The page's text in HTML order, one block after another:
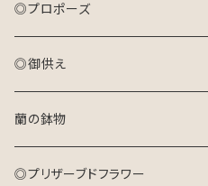
おまかせ花束(L)
花束(生花)
プリザーブドフラワーアレンジメント
ドライフラワーリース
キャンバスフラワー
アレンジメント(生花)
花束(生花)
プリザーブドフラワーアレンジメント
ドライフラワーリース
◎プロポーズ
花束
アレンジメント
プリザーブドフラワーアレンジメント
◎御供え
アレンジメント(生花)
花束(生花)
蘭の鉢物
◎プリザーブドフラワー